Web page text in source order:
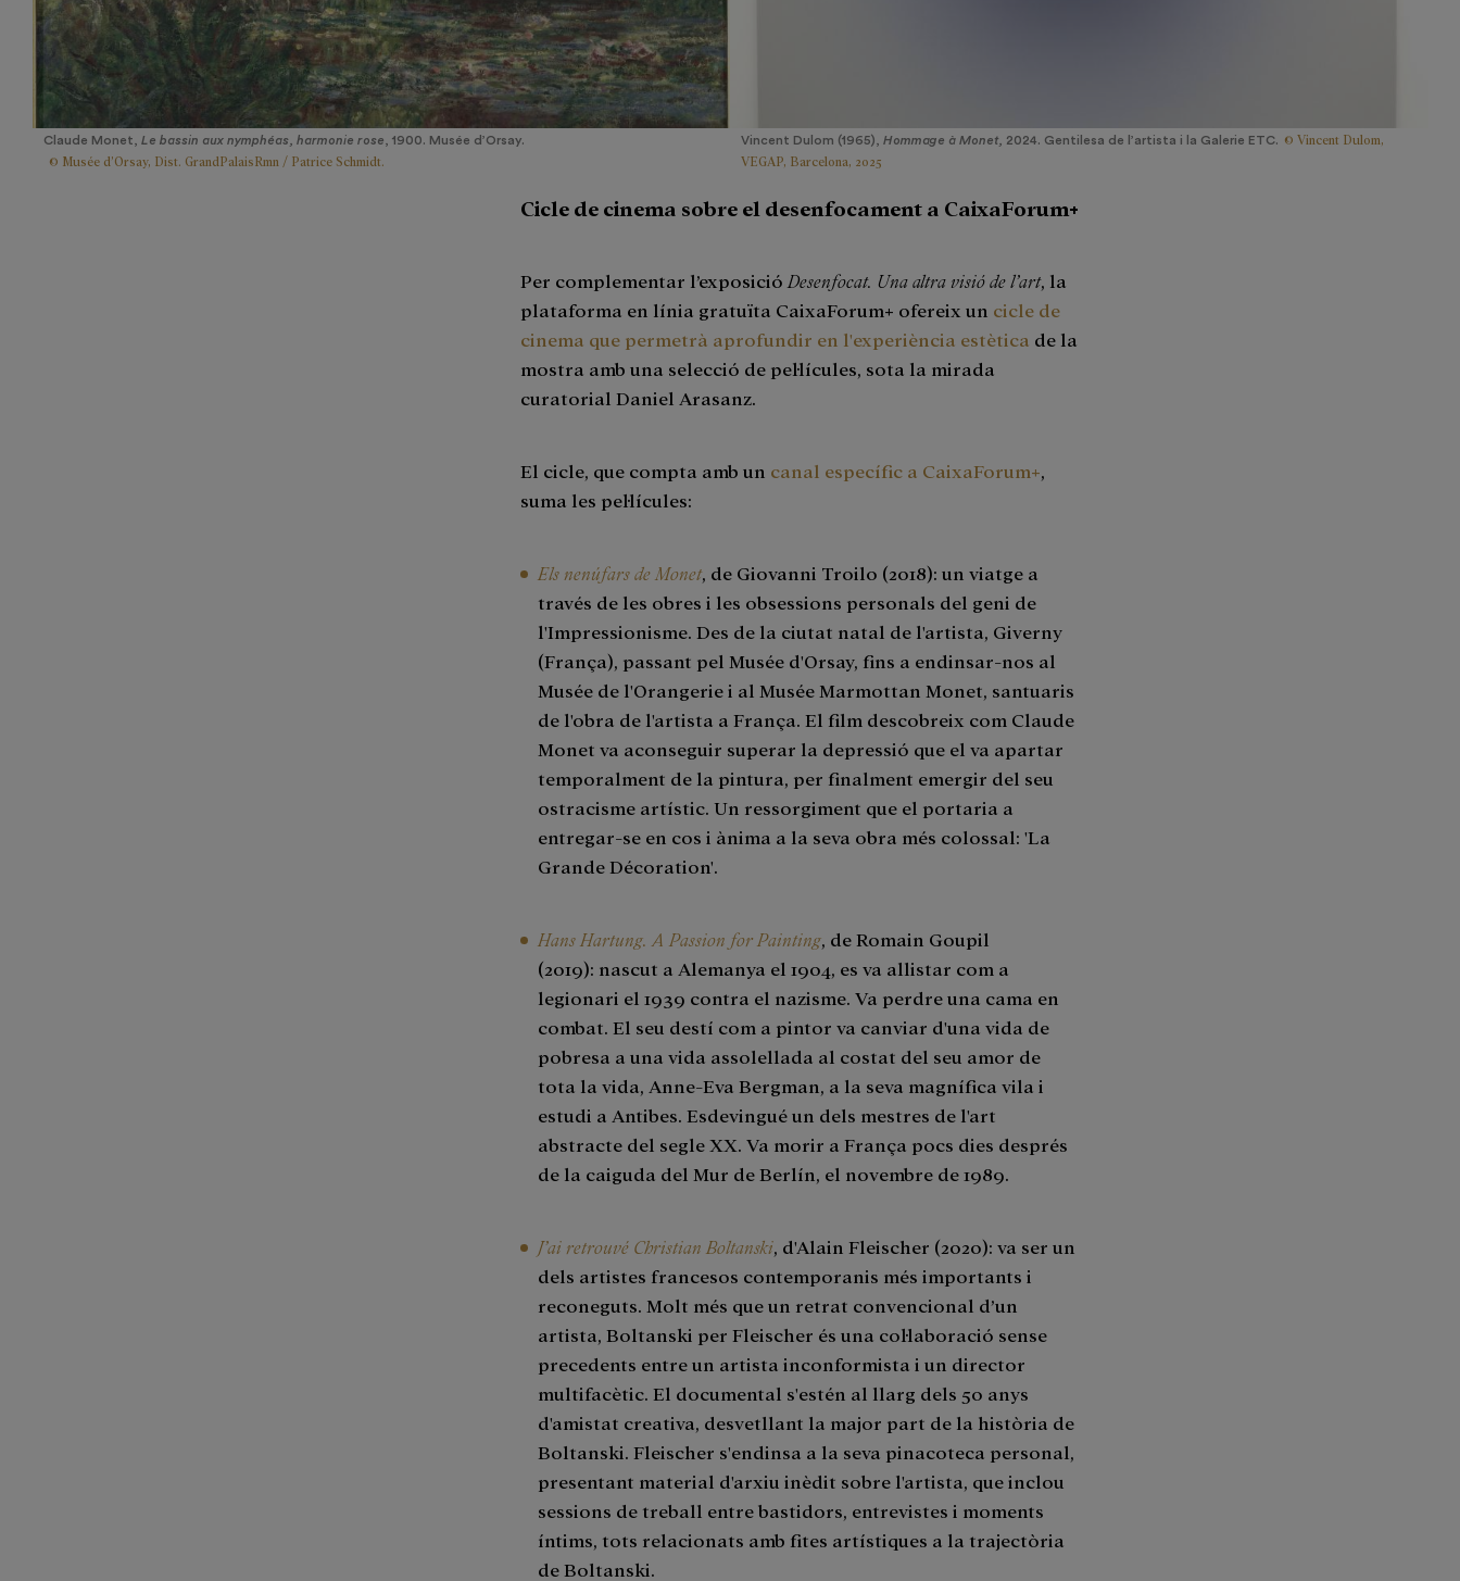
Claude Monet, Le bassin aux nymphéas, harmonie rose , 1900. Musée d’Orsay.
© Musée d’Orsay, Dist. GrandPalaisRmn / Patrice Schmidt.
Vincent Dulom (1965), Hommage à Monet, 2024. Gentilesa de l’artista i la Galerie ETC. © Vincent Dulom,
VEGAP, Barcelona, 2025
Cicle de cinema sobre el desenfocament a CaixaForum+
Per complementar l’exposició Desenfocat. Una altra visió de l’art, la
plataforma en línia gratuïta CaixaForum+ ofereix un cicle de
cinema que permetrà aprofundir en l'experiència estètica de la
mostra amb una selecció de pel·lícules, sota la mirada
curatorial Daniel Arasanz.
El cicle, que compta amb un canal específic a CaixaForum+
suma les pel·lícules:
Els nenúfars de Monet, de Giovanni Troilo (2018): un viatge a
través de les obres i les obsessions personals del geni de
l'Impressionisme. Des de la ciutat natal de l'artista, Giverny
(França), passant pel Musée d'Orsay, fins a endinsar-nos al
Musée de l'Orangerie i al Musée Marmottan Monet, santuaris
de l'obra de l'artista a França. El film descobreix com Claude
Monet va aconseguir superar la depressió que el va apartar
temporalment de la pintura, per finalment emergir del seu
ostracisme artístic. Un ressorgiment que el portaria a
entregar-se en cos i ànima a la seva obra més colossal: 'La
Grande Décoration'.
Hans Hartung. A Passion for Painting , de Romain Goupil
(2019): nascut a Alemanya el 1904, es va allistar com a
legionari el 1939 contra el nazisme. Va perdre una cama en
combat. El seu destí com a pintor va canviar d'una vida de
pobresa a una vida assolellada al costat del seu amor de
tota la vida, Anne-Eva Bergman, a la seva magnífica vila i
estudi a Antibes. Esdevingué un dels mestres de l'art
abstracte del segle XX. Va morir a França pocs dies després
de la caiguda del Mur de Berlín, el novembre de 1989.
J’ai retrouvé Christian Boltanski , d'Alain Fleischer (2020): va ser un
dels artistes francesos contemporanis més importants i
reconeguts. Molt més que un retrat convencional d’un
artista, Boltanski per Fleischer és una col·laboració sense
precedents entre un artista inconformista i un director
multifacètic. El documental s'estén al llarg dels 50 anys
d'amistat creativa, desvetllant la major part de la història de
Boltanski. Fleischer s'endinsa a la seva pinacoteca personal,
presentant material d'arxiu inèdit sobre l'artista, que inclou
sessions de treball entre bastidors, entrevistes i moments
íntims, tots relacionats amb fites artístiques a la trajectòria
de Boltanski.